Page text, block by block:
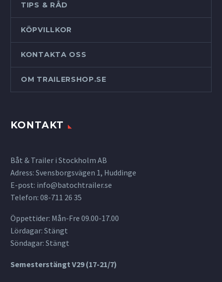
TIPS & RÅD
KÖPVILLKOR
KONTAKTA OSS
OM TRAILERSHOP.SE
KONTAKT
Båt & Trailer i Stockholm AB
Adress: Svensborgsvägen 1, Huddinge
E-post: info@batochtrailer.se
Telefon: 08-711 26 35
Öppettider: Mån-Fre 09.00-17.00
Lördagar: Stängt
Söndagar: Stängt
Semesterstängt V29 (17-21/7)